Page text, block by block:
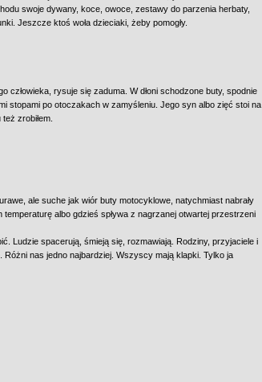
swoje dywany, koce, owoce, zestawy do parzenia herbaty,
Jeszcze ktoś woła dzieciaki, żeby pomogły.
rysuje się zaduma. W dłoni schodzone buty, spodnie
stopami po otoczakach w zamyśleniu. Jego syn albo zięć stoi na
zrobiłem.
ale suche jak wiór buty motocyklowe, natychmiast nabrały
albo gdzieś spływa z nagrzanej otwartej przestrzeni
Ludzie spacerują, śmieją się, rozmawiają. Rodziny, przyjaciele i
nas jedno najbardziej. Wszyscy mają klapki. Tylko ja